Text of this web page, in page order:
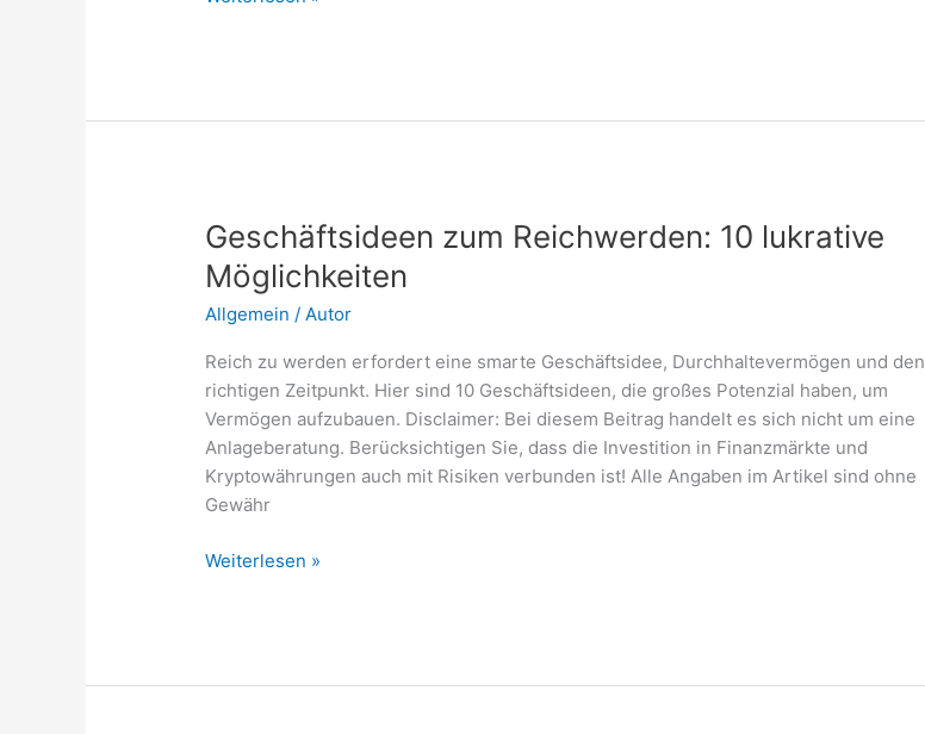
Geschäftsideen zum Reichwerden: 10 lukrative
Möglichkeiten
Allgemein /Autor
Reich zu werden erfordert eine smarte Geschäftsidee, Durchhaltevermögen und den
richtigen Zeitpunkt. Hier sind 10 Geschäftsideen, die großes Potenzial haben, um
Vermögen aufzubauen. Disclaimer: Bei diesem Beitrag handelt es sich nicht um eine
Anlageberatung. Berücksichtigen Sie, dass die Investition in Finanzmärkte und
Kryptowährungen auch mit Risiken verbunden ist! Alle Angaben im Artikel sind ohne
Gewähr
Geschäftsideen
Weiterlesen »